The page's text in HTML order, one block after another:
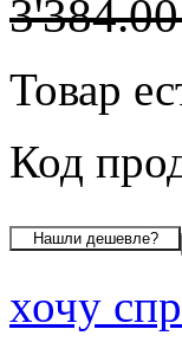
Товар
Код
хочу